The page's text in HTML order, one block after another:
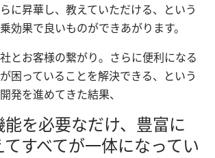
に昇華し、教えていただける、という
効果で良いものができあがります。
とお客様の繋がり。さらに便利になる
困っていることを解決できる、という
発を進めてきた結果、
能を必要なだけ、豊富に
すべてが一体になってい